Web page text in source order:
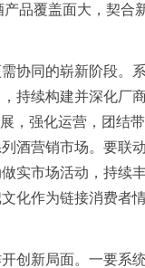
品覆盖面大，契合
协同的崭新阶段。
持续构建并深化厂
，强化运营，团结
酒营销市场。要联
实市场活动，持续
化作为链接消费者
创新局面。一要系统